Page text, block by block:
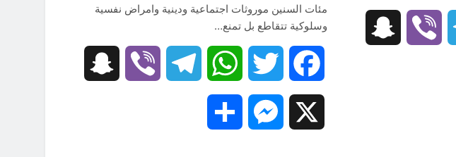
Telegram
Viber
Snapchat
مئات السنين موروثات اجتماعية ودينية وامراض نفسية
وسلوكية تتقاطع بل تمنع…
Facebook
Twitter
WhatsApp
Telegram
Viber
Messenger